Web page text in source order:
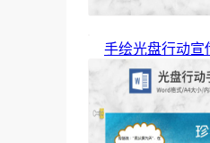
手绘光盘行动宣